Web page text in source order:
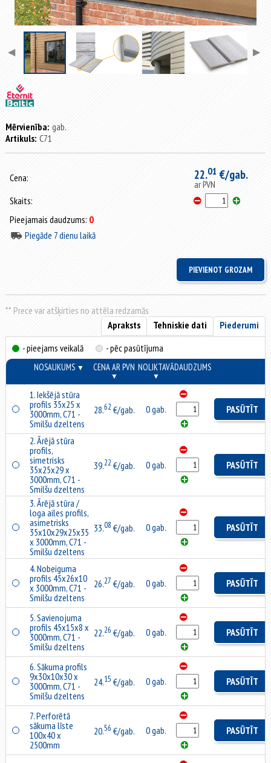
◀ ▶
Mērvienība: gab.
Artikuls: C71
Cena: 22.01 €/gab.
ar PVN
Skaits:
Pieejamais daudzums: 0
Piegāde 7 dienu laikā
** Prece var atšķirties no attēla redzamās
Piederumi
Tehniskie dati
Apraksts
- pieejams veikalā
- pēc pasūtījuma
NOSAUKUMS ▼ CENA AR PVN
▼
NOLIKTAVĀ
▼
DAUDZUMS
1. Iekšējā stūra
profils 35x25 x
3000mm, C71 -
Smilšu dzeltens
28.62€/gab. 0 gab. PASŪTĪT
2. Ārējā stūra
profils,
simetrisks
35x25x29 x
3000mm, C71 -
Smilšu dzeltens
39.22€/gab. 0 gab. PASŪTĪT
3. Ārējā stūra /
loga ailes profils,
asimetrisks
35x10x29x25x35
x 3000mm, C71 -
Smilšu dzeltens
33.08 €/gab. 0 gab. PASŪTĪT
4. Nobeiguma
profils 45x26x10
x 3000mm, C71 -
Smilšu dzeltens
26.27 €/gab. 0 gab. PASŪTĪT
5. Savienojuma
profils 45x15x8 x
3000mm, C71 -
Smilšu dzeltens
22.26 €/gab. 0 gab. PASŪTĪT
6. Sākuma profils
9x30x10x30 x
3000mm, C71 -
Smilšu dzeltens
24.15 €/gab. 0 gab. PASŪTĪT
7. Perforētā
sākuma līste
100x40 x
2500mm
20.56 €/gab. 0 gab. PASŪTĪT